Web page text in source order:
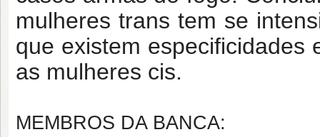
mulheres trans tem se
que existem especificidades
as mulheres cis.
MEMBROS DA BANCA: